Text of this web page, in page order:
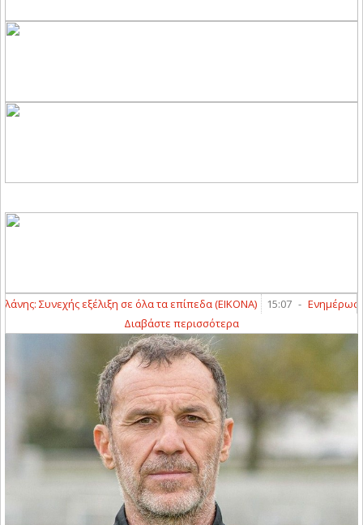
Συνεχής εξέλιξη σε όλα τα επίπεδα (ΕΙΚΟΝΑ) 15:07 - Ενημέρωση
Διαβάστε περισσότερα